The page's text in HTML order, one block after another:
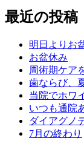
最近の投稿
明日よりお
お盆休み
周術期ケア
歯ならび、
当院でホワ
いつも通院
ダイアグノ
7月の終わり